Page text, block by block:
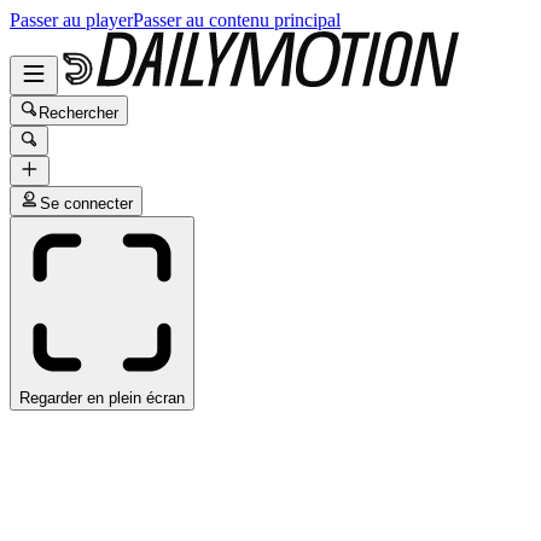
Passer au playerPasser au contenu principal
Rechercher
Se connecter
Regarder en plein écran